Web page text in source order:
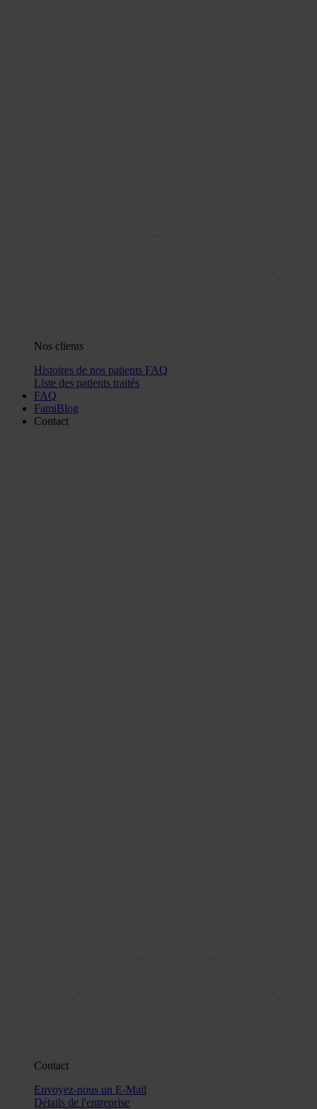
Nos clients
Histoires de nos patients FAQ
Liste des patients traités
FAQ
FamiBlog
Contact
Contact
Envoyez-nous un E-Mail
Détails de l'entreprise